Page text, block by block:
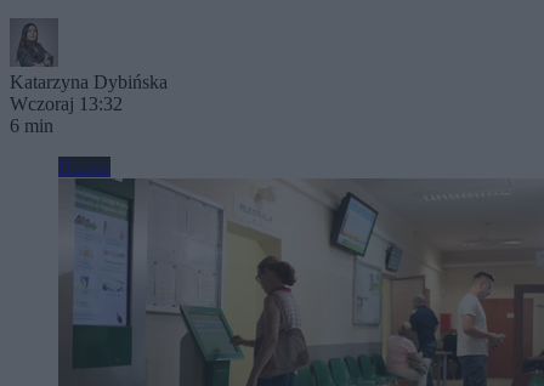
Katarzyna Dybińska
Wczoraj 13:32
6 min
Biznes